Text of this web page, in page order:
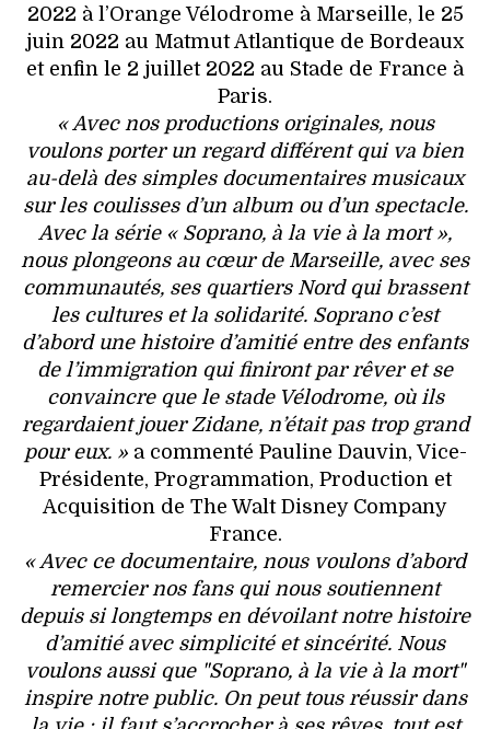
2022 à l’Orange Vélodrome à Marseille, le 25
juin 2022 au Matmut Atlantique de Bordeaux
et enfin le 2 juillet 2022 au Stade de France à
Paris.
« Avec nos productions originales, nous
voulons porter un regard différent qui va bien
au-delà des simples documentaires musicaux
sur les coulisses d’un album ou d’un spectacle.
Avec la série « Soprano, à la vie à la mort »,
nous plongeons au cœur de Marseille, avec ses
communautés, ses quartiers Nord qui brassent
les cultures et la solidarité. Soprano c’est
d’abord une histoire d’amitié entre des enfants
de l’immigration qui finiront par rêver et se
convaincre que le stade Vélodrome, où ils
regardaient jouer Zidane, n’était pas trop grand
pour eux. »a commenté Pauline Dauvin, Vice-
Présidente, Programmation, Production et
Acquisition de The Walt Disney Company
France.
« Avec ce documentaire, nous voulons d’abord
remercier nos fans qui nous soutiennent
depuis si longtemps en dévoilant notre histoire
d’amitié avec simplicité et sincérité. Nous
voulons aussi que "Soprano, à la vie à la mort"
inspire notre public. On peut tous réussir dans